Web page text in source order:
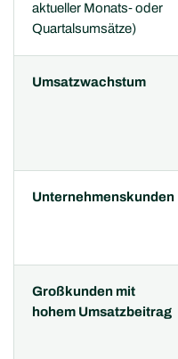
aktueller Monats‑ oder
Quartalsumsätze)
Umsatzwachstum
Unternehmenskunden
Großkunden mit
hohem Umsatzbeitrag